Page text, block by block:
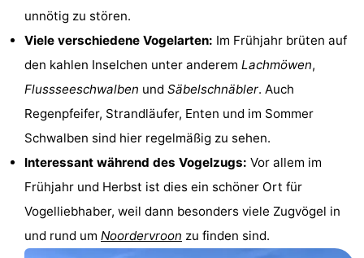
Spielplätze
Indoor-
Spielplätze
Bowling
Minigolfplätze
Wellness-
Zentren
Dörfer
Natur
unnötig zu stören.
Viele verschiedene Vogelarten: Im Frühjahr brüten auf
den kahlen Inselchen unter anderem Lachmöwen,
Flussseeschwalben und Säbelschnäbler. Auch
Regenpfeifer, Strandläufer, Enten und im Sommer
Schwalben sind hier regelmäßig zu sehen.
Interessant während des Vogelzugs: Vor allem im
Frühjahr und Herbst ist dies ein schöner Ort für
Vogelliebhaber, weil dann besonders viele Zugvögel in
und rund um Noordervroon zu finden sind.